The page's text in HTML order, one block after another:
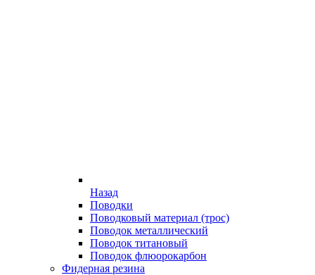
Назад
Поводки
Поводковый материал (трос)
Поводок металлический
Поводок титановый
Поводок флюорокарбон
Фидерная резина